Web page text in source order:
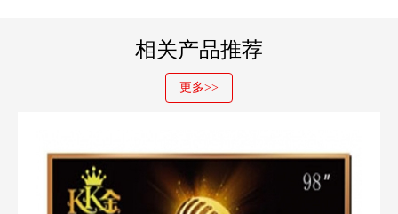
相关产品推荐
更多>>